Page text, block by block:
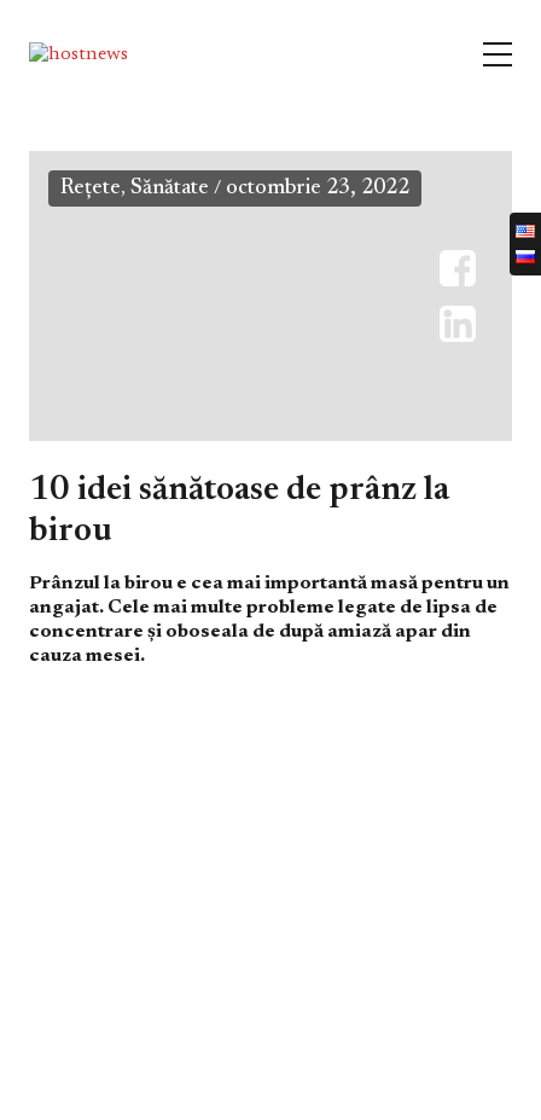
Rețete, Sănătate / octombrie 23, 2022
10 idei sănătoase de prânz la
birou
Prânzul la birou e cea mai importantă masă pentru un
angajat. Cele mai multe probleme legate de lipsa de
concentrare și oboseala de după amiază apar din
cauza mesei.